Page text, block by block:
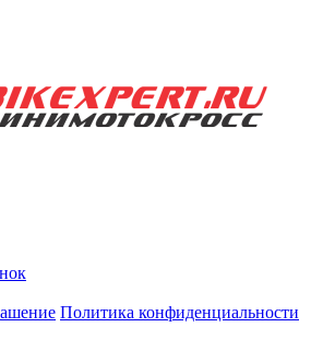
Политика конфиденциальности